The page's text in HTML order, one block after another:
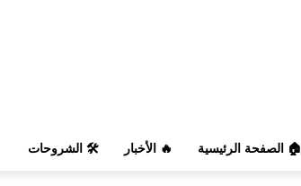
🏠 الصفحة الرئيسية 🔥 الأخبار 🛠️ الشروحات